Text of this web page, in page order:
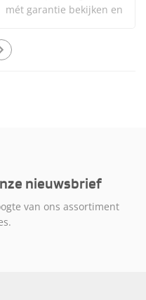
mét garantie bekijken en
nieuwsbrief
van ons assortiment